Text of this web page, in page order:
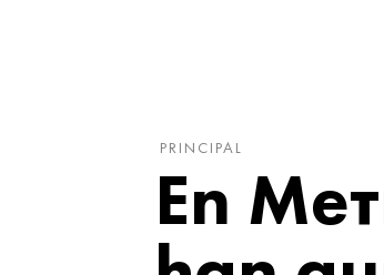
PRINCIPAL
En